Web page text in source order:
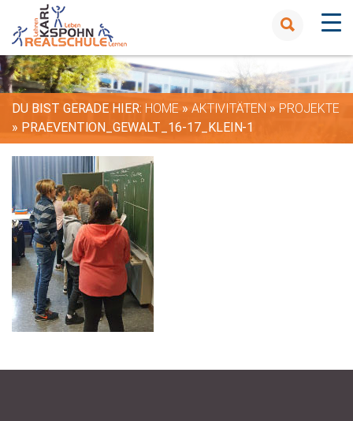
DU BIST GERADE HIER: HOME » AKTIVITÄTEN » PROJEKTE
» PRAEVENTION_GEWALT_16-17_KLEIN-1